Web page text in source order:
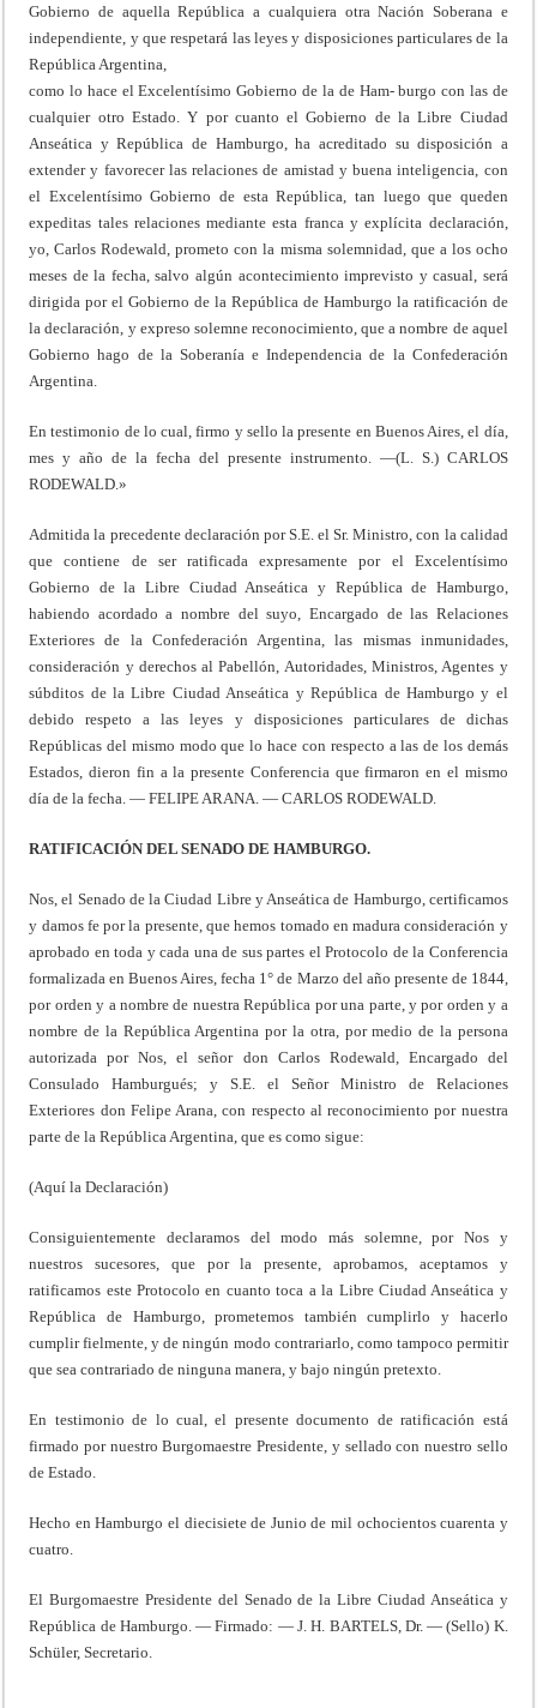
Gobierno de aquella República a cualquiera otra Nación Soberana e
independiente, y que respetará las leyes y disposiciones particulares de la
República Argentina,
como lo hace el Excelentísimo Gobierno de la de Ham- burgo con las de
cualquier otro Estado. Y por cuanto el Gobierno de la Libre Ciudad
Anseática y República de Hamburgo, ha acreditado su disposición a
extender y favorecer las relaciones de amistad y buena inteligencia, con
el Excelentísimo Gobierno de esta República, tan luego que queden
expeditas tales relaciones mediante esta franca y explícita declaración,
yo, Carlos Rodewald, prometo con la misma solemnidad, que a los ocho
meses de la fecha, salvo algún acontecimiento imprevisto y casual, será
dirigida por el Gobierno de la República de Hamburgo la ratificación de
la declaración, y expreso solemne reconocimiento, que a nombre de aquel
Gobierno hago de la Soberanía e Independencia de la Confederación
Argentina.
En testimonio de lo cual, firmo y sello la presente en Buenos Aires, el día,
mes y año de la fecha del presente instrumento. —(L. S.) CARLOS
RODEWALD.»
Admitida la precedente declaración por S.E. el Sr. Ministro, con la calidad
que contiene de ser ratificada expresamente por el Excelentísimo
Gobierno de la Libre Ciudad Anseática y República de Hamburgo,
habiendo acordado a nombre del suyo, Encargado de las Relaciones
Exteriores de la Confederación Argentina, las mismas inmunidades,
consideración y derechos al Pabellón, Autoridades, Ministros, Agentes y
súbditos de la Libre Ciudad Anseática y República de Hamburgo y el
debido respeto a las leyes y disposiciones particulares de dichas
Repúblicas del mismo modo que lo hace con respecto a las de los demás
Estados, dieron fin a la presente Conferencia que firmaron en el mismo
día de la fecha. — FELIPE ARANA. — CARLOS RODEWALD.
RATIFICACIÓN DEL SENADO DE HAMBURGO.
Nos, el Senado de la Ciudad Libre y Anseática de Hamburgo, certificamos
y damos fe por la presente, que hemos tomado en madura consideración y
aprobado en toda y cada una de sus partes el Protocolo de la Conferencia
formalizada en Buenos Aires, fecha 1° de Marzo del año presente de 1844,
por orden y a nombre de nuestra República por una parte, y por orden y a
nombre de la República Argentina por la otra, por medio de la persona
autorizada por Nos, el señor don Carlos Rodewald, Encargado del
Consulado Hamburgués; y S.E. el Señor Ministro de Relaciones
Exteriores don Felipe Arana, con respecto al reconocimiento por nuestra
parte de la República Argentina, que es como sigue:
(Aquí la Declaración)
Consiguientemente declaramos del modo más solemne, por Nos y
nuestros sucesores, que por la presente, aprobamos, aceptamos y
ratificamos este Protocolo en cuanto toca a la Libre Ciudad Anseática y
República de Hamburgo, prometemos también cumplirlo y hacerlo
cumplir fielmente, y de ningún modo contrariarlo, como tampoco permitir
que sea contrariado de ninguna manera, y bajo ningún pretexto.
En testimonio de lo cual, el presente documento de ratificación está
firmado por nuestro Burgomaestre Presidente, y sellado con nuestro sello
de Estado.
Hecho en Hamburgo el diecisiete de Junio de mil ochocientos cuarenta y
cuatro.
El Burgomaestre Presidente del Senado de la Libre Ciudad Anseática y
República de Hamburgo. — Firmado: — J. H. BARTELS, Dr. — (Sello) K.
Schüler, Secretario.